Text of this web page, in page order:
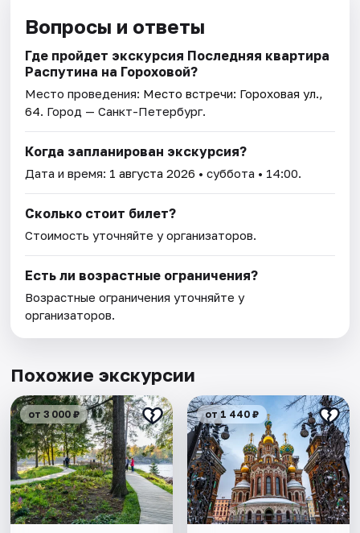
Вопросы и ответы
Где пройдет экскурсия Последняя квартира
Распутина на Гороховой?
Место проведения: Место встречи: Гороховая ул.,
64. Город — Санкт-Петербург.
Когда запланирован экскурсия?
Дата и время: 1 августа 2026 • суббота • 14:00.
Сколько стоит билет?
Стоимость уточняйте у организаторов.
Есть ли возрастные ограничения?
Возрастные ограничения уточняйте у
организаторов.
Похожие экскурсии
от 3 000 ₽ от 1 440 ₽